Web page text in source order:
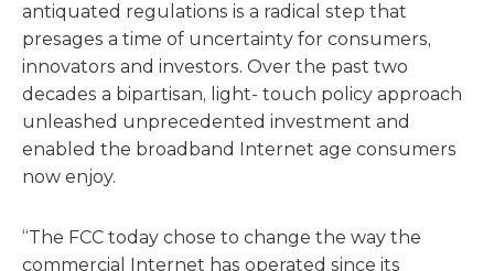
antiquated regulations is a radical step that
presages a time of uncertainty for consumers,
innovators and investors. Over the past two
decades a bipartisan, light- touch policy approach
unleashed unprecedented investment and
enabled the broadband Internet age consumers
now enjoy.
“The FCC today chose to change the way the
commercial Internet has operated since its